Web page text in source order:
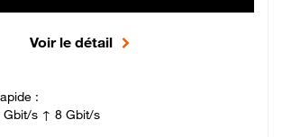
Voir le détail
:
s ↑ 8 Gbit/s